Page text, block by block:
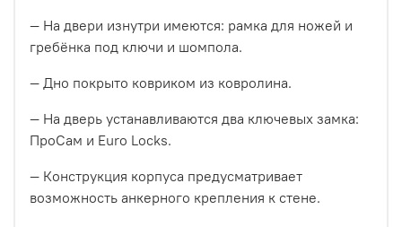
— На двери изнутри имеются: рамка для ножей и
гребёнка под ключи и шомпола.
— Дно покрыто ковриком из ковролина.
— На дверь устанавливаются два ключевых замка:
ПроСам и Euro Locks.
— Конструкция корпуса предусматривает
возможность анкерного крепления к стене.